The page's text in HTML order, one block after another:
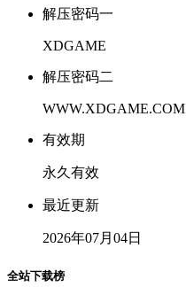
解压密码一
XDGAME
解压密码二
WWW.XDGAME.COM
有效期
永久有效
最近更新
2026年07月04日
全站下载榜